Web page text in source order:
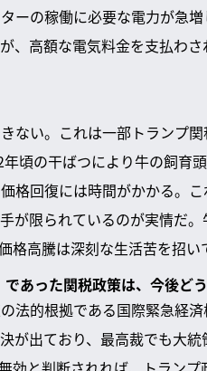
ーの稼働に必要な電力が急
、高額な電気料金を支払わさ
ない。これは一部トランプ
頃の干ばつにより牛の飼育
格回復には時間がかかる。
が限られているのが実情だ
格高騰は深刻な生活苦を招い
あった関税政策は、今後ど
法的根拠である国際緊急経
が出ており、最高裁でも大